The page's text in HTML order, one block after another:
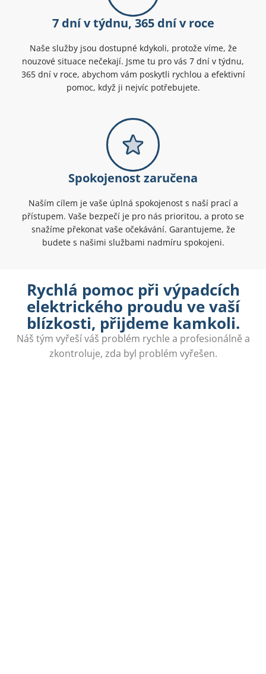
7 dní v týdnu, 365 dní v roce
Naše služby jsou dostupné kdykoli, protože víme, že
nouzové situace nečekají. Jsme tu pro vás 7 dní v týdnu,
365 dní v roce, abychom vám poskytli rychlou a efektivní
pomoc, když ji nejvíc potřebujete.
Spokojenost zaručena
Naším cílem je vaše úplná spokojenost s naší prací a
přístupem. Vaše bezpečí je pro nás prioritou, a proto se
snažíme překonat vaše očekávání. Garantujeme, že
budete s našimi službami nadmíru spokojeni.
Rychlá pomoc při výpadcích
elektrického proudu ve vaší
blízkosti, přijdeme kamkoli.
Náš tým vyřeší váš problém rychle a profesionálně a
zkontroluje, zda byl problém vyřešen.